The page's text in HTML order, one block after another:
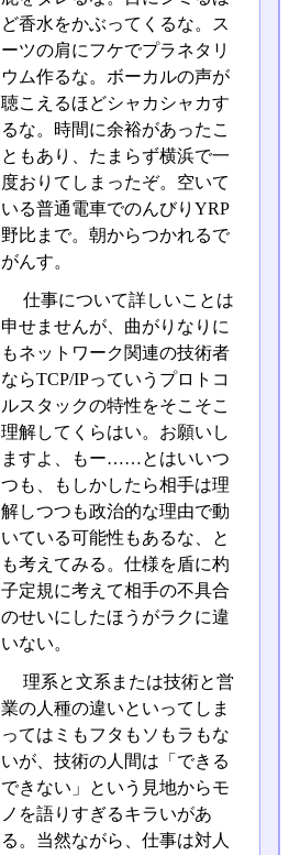
ど香水をかぶってくるな。ス
ーツの肩にフケでプラネタリ
ウム作るな。ボーカルの声が
聴こえるほどシャカシャカす
るな。時間に余裕があったこ
ともあり、たまらず横浜で一
度おりてしまったぞ。空いて
いる普通電車でのんびりYRP
野比まで。朝からつかれるで
がんす。
仕事について詳しいことは
申せませんが、曲がりなりに
もネットワーク関連の技術者
ならTCP/IPっていうプロトコ
ルスタックの特性をそこそこ
理解してくらはい。お願いし
ますよ、もー……とはいいつ
つも、もしかしたら相手は理
解しつつも政治的な理由で動
いている可能性もあるな、と
も考えてみる。仕様を盾に杓
子定規に考えて相手の不具合
のせいにしたほうがラクに違
いない。
理系と文系または技術と営
業の人種の違いといってしま
ってはミもフタもソもラもな
いが、技術の人間は「できる
できない」という見地からモ
ノを語りすぎるキラいがあ
る。当然ながら、仕事は対人